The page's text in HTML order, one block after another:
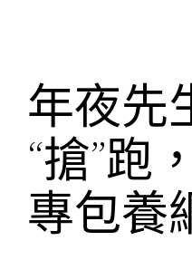
年夜先
“搶”跑
專包養